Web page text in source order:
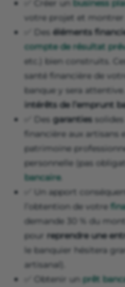
✅ Créer un business
votre projet et montrer
✅ Des éléments
compte de résultat
etc.) bien construits.
santé financière de
banque y sera attentive.
intérêts de l’emprunt
✅ Des garanties
financière aux
patrimoine
personnelle (pas
bancaire.
✅ Un apport
l’obtention de votre
demande 30 % du
pour reprendre une
le banquier hésitera
artisanal).
✅ Obtenir un prêt